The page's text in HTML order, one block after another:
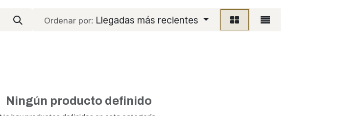
Ordenar por: Llegadas más recientes
Ningún producto definido